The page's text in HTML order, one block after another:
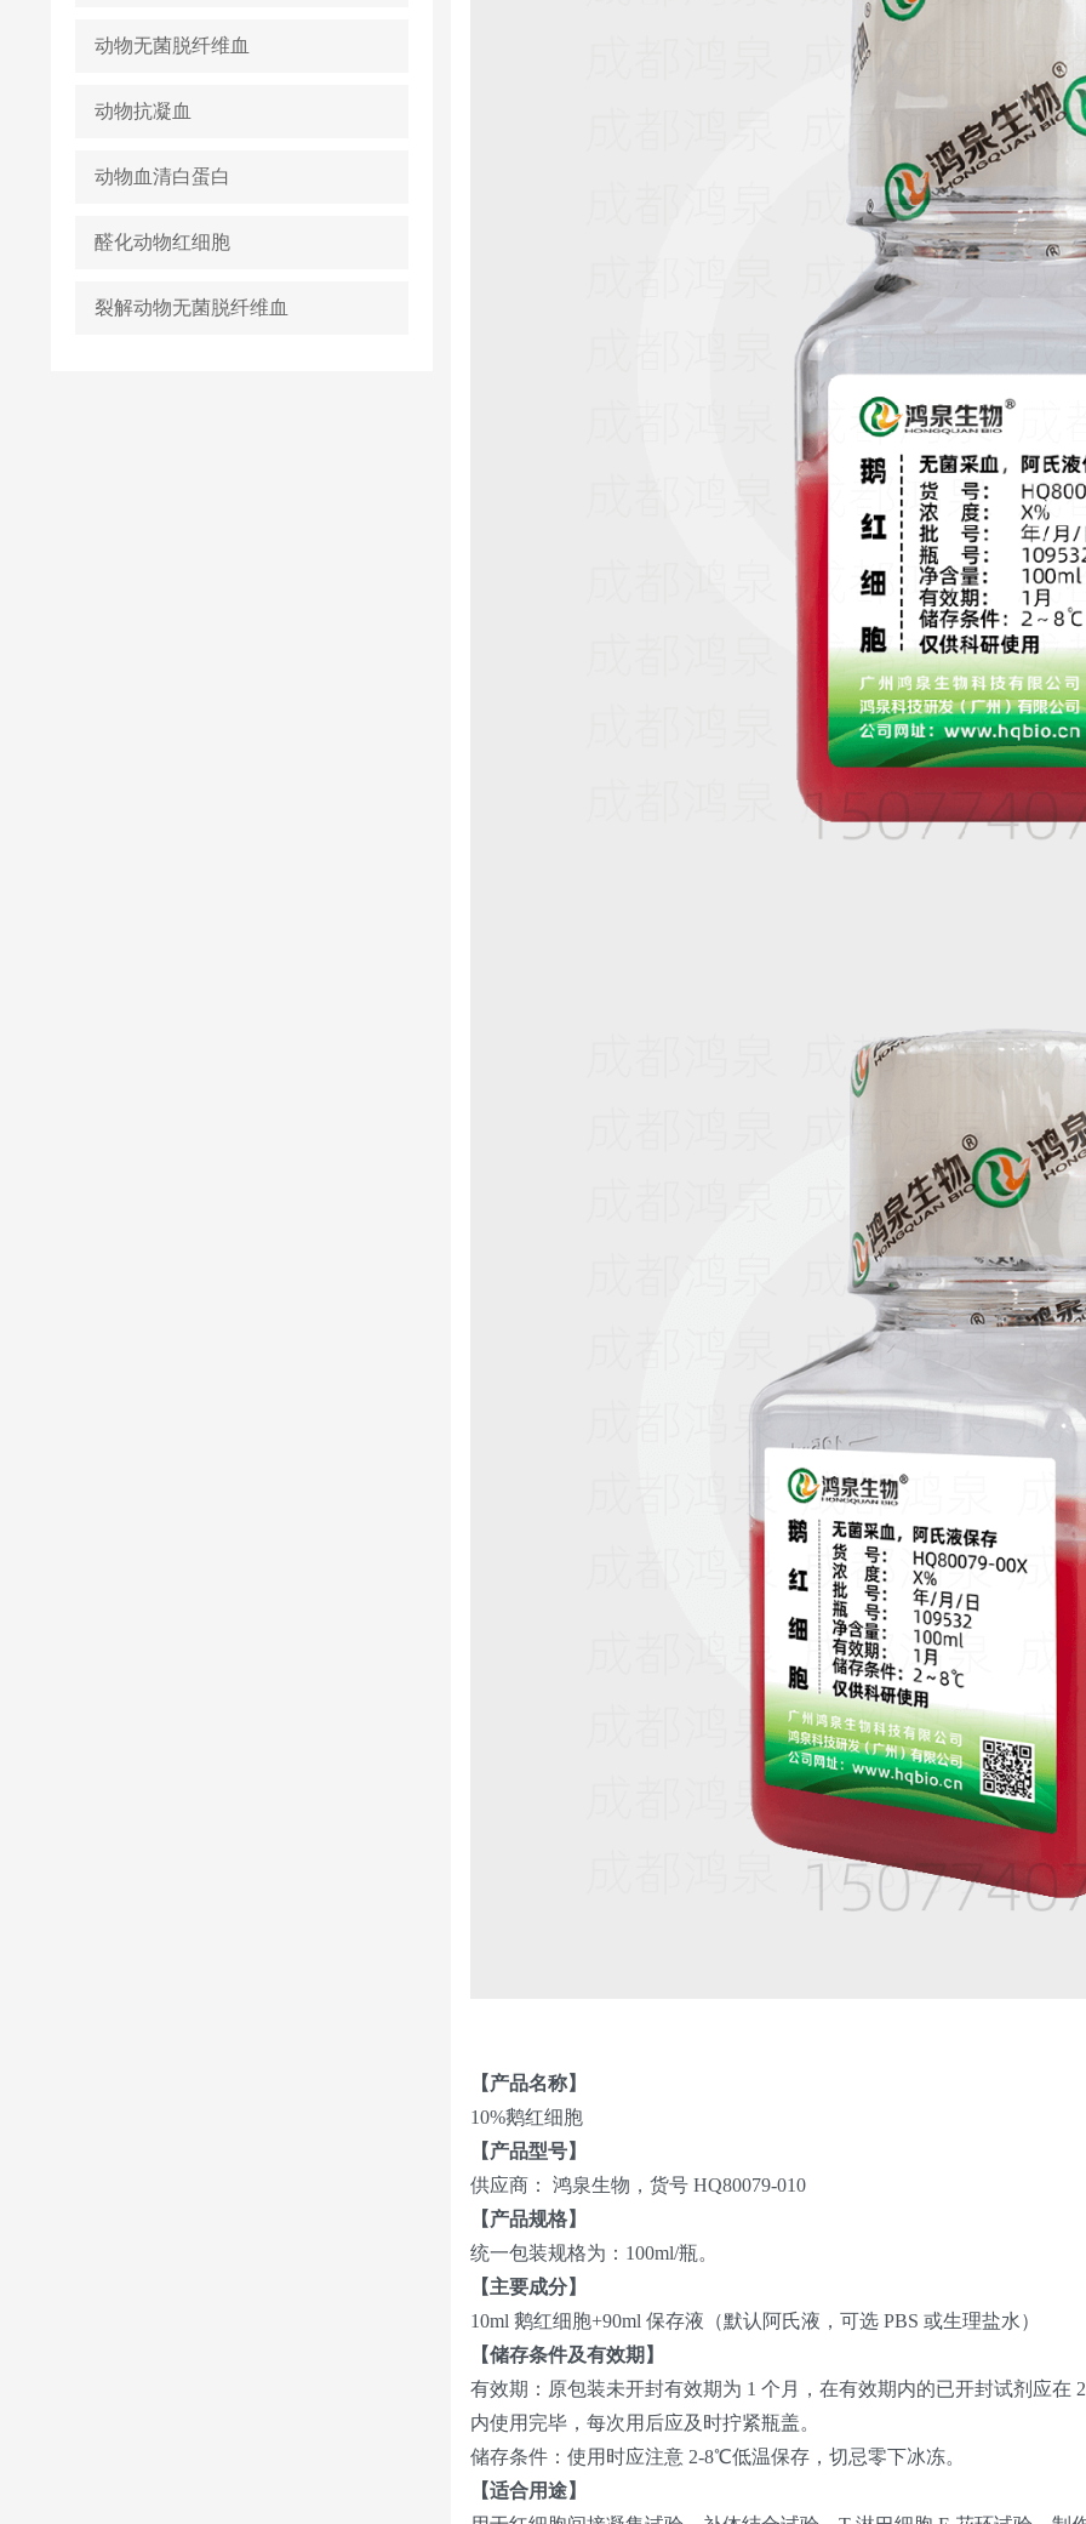
动物无菌脱纤维血
动物抗凝血
动物血清白蛋白
醛化动物红细胞
裂解动物无菌脱纤维血
【产品名称】
10%鹅红细胞
【产品型号】
供应商： 鸿泉生物，货号 HQ80079-010
【产品规格】
统一包装规格为：100ml/瓶。
【主要成分】
10ml 鹅红细胞+90ml 保存液（默认阿氏液，可选 PBS 或生理盐水）
【储存条件及有效期】
有效期：原包装未开封有效期为 1 个月，在有效期内的已开封试剂应在
内使用完毕，每次用后应及时拧紧瓶盖。
储存条件：使用时应注意 2-8℃低温保存，切忌零下冰冻。
【适合用途】